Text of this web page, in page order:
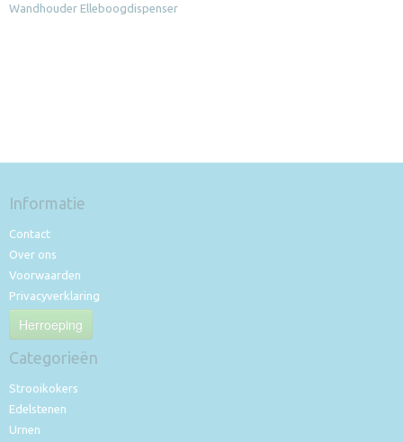
Wandhouder Elleboogdispenser
Informatie
Contact
Over ons
Voorwaarden
Privacyverklaring
Herroeping
Categorieën
Strooikokers
Edelstenen
Urnen